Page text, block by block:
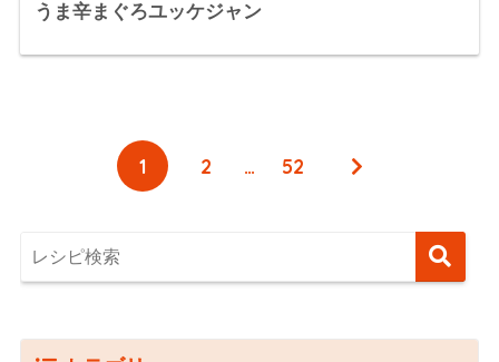
うま辛まぐろユッケジャン
1 2 … 52